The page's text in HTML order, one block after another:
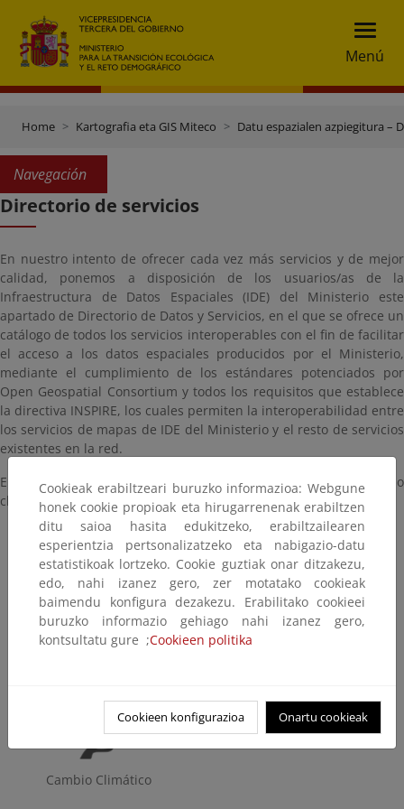
Menú
Home Kartografia eta GIS Miteco Datu espazialen azpiegitura –
Navegación
Directorio de servicios
En nuestro intento de ofrecer cada vez más servicios y de mejor
calidad, ponemos a disposición de los usuarios/as de la
Infraestructura de Datos Espaciales (IDE) del Ministerio este
apartado de Directorio de Datos y Servicios, en el que se ofrece un
catálogo de todos los servicios interoperables con el fin de facilitar
el acceso a los datos espaciales producidos por el Ministerio,
mediante el cumplimiento de los estándares potenciados por
Open Geospatial Consortium y todos los requisitos que establece
la directiva INSPIRE, los cuales permiten la interoperabilidad entre
los servicios de mapas de IDE del Ministerio y el resto de servicios
existentes en la red.
El directorio de datos y servicios recoge los recursos del Ministerio
clasificados en las siguientes áreas de actividad:
Agua Biodiversidad y Bosques
ambiental
Cambio Climático
Cookieak erabiltzeari buruzko informazioa: Webgune
honek cookie propioak eta hirugarrenenak erabiltzen
ditu saioa hasita edukitzeko, erabiltzailearen
esperientzia pertsonalizatzeko eta nabigazio-datu
estatistikoak lortzeko. Cookie guztiak onar ditzakezu,
edo, nahi izanez gero, zer motatako cookieak
baimendu konfigura dezakezu. Erabilitako cookieei
buruzko informazio gehiago nahi izanez gero,
kontsultatu gure ;Cookieen politika
Cookieen konfigurazioa Onartu cookieak